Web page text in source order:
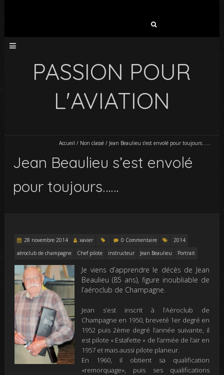
PASSION POUR
L'AVIATION
Accueil / Non classé/ Jean Beaulieu s’est envolé pour toujours……
Jean Beaulieu s’est envolé
pour toujours……
28 novembre 2014 xavier 0 Commentaire
2014
aéroclub de champagne
Chef pilote instructeur Jean Beaulieu Portrait
Je viens d’apprendre le décès de Jean
Beaulieu (85 ans), figure inoubliable de
l’aéroclub de Champagne.
Jean s’est inscrit à l’Aéroclub de
Champagne en 1950, breveté 1er degré en
1952 puis 2ème degré l’année suivante, il
est pilote « Estafette » de l’armée de l’air en
1957 et mais aussi pilote planeur.
En 1960, il obtient sa qualification
«remorquage», puis ses qualifications